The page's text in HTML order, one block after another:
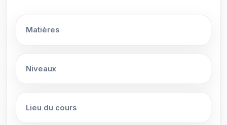
Matières
Niveaux
Lieu du cours